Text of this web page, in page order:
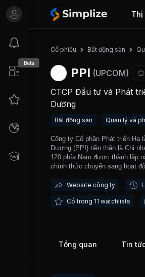
Thị
Beta
Cổ phiếu Bất động sản
PPI (UPCOM)
CTCP Đầu tư và Phát
Dương
Bất động sản Quản lý và
Công ty Cổ phần Phát triển Hạ
Dương (PPI) tiền thân là Chi
120 phía Nam được thành lập
chính thức chuyển sang hoạt
dựng các công trình giao
doanh thu của công ty. Công
Giẽ - Ninh Bình, hơn 20 năm
giao thông (cầu đường), PPI
đường cao tốc, quốc lộ, tỉnh
Website công ty
Có trong 11 watchlists
Tổng quan Tin